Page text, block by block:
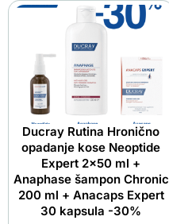
Ducray Rutina Hronično
opadanje kose Neoptide
Expert 2×50 ml +
Anaphase šampon Chronic
200 ml + Anacaps Expert
30 kapsula -30%